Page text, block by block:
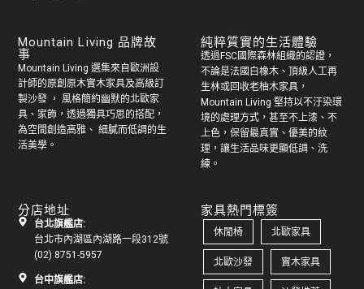
Mountain Living 品牌故
事
Mountain Living 選集來自歐洲設
計師的原創 原木實木家具及高級訂
製沙發 ， 風格簡約幽默的北歐家
具 、家飾，透過獨具巧思的搭配，
為空間創造高雅、 細膩而低調的生
活美學。
純粹質實的生活體驗
透過FSC國際森林組織的認證，
不論是法國白橡木、頂級人工再
生林或回收老柚木家具 ，
Mountain Living 堅持以不汙染環
境的處理方式，甚至不上漆、不
上色，保留最真實、優美的紋
理，讓生活品味更顯低調、洗
練。
分店地址
台北旗艦店:
台北市內湖區內湖路一段312號
(02) 8751-5957
台中旗艦店:
家具熱門標簽
休閒椅 北歐家具
北歐沙發 實木家具